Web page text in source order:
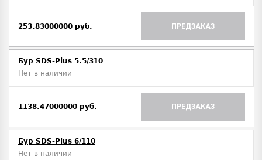
253.83000000 руб. ПРЕДЗАКАЗ
Бур SDS-Plus 5.5/310
Нет в наличии
1138.47000000 руб. ПРЕДЗАКАЗ
Бур SDS-Plus 6/110
Нет в наличии